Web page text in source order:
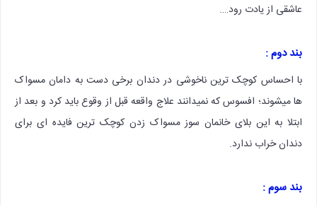
عاشقی از یادت رود….
بند دوم :
با احساس کوچک ترین ناخوشی در دندان برخی دست به دامان مسواک
ها میشوند؛ افسوس که نمیدانند علاج واقعه قبل از وقوع باید کرد و بعد از
ابتلا به این بلای خانمان سوز مسواک زدن کوچک ترین فایده ای برای
دندان خراب ندارد.
بند سوم :